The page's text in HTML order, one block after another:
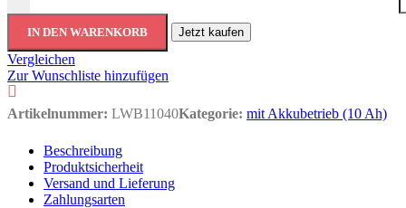
IN DEN WARENKORB Jetzt kaufen
Vergleichen
Zur Wunschliste hinzufügen
Artikelnummer: LWB11040Kategorie: mit Akkubetrieb (10 Ah)
Beschreibung
Produktsicherheit
Versand und Lieferung
Zahlungsarten